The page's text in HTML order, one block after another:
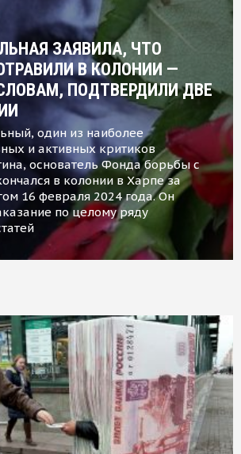
ЗАЯВИЛА, ЧТО
В КОЛОНИИ —
ПОДТВЕРДИЛИ ДВЕ
один из наиболее
и активных критиков
основатель Фонда борьбы с
в колонии в Харпе за
16 февраля 2024 года. Он
по целому ряду